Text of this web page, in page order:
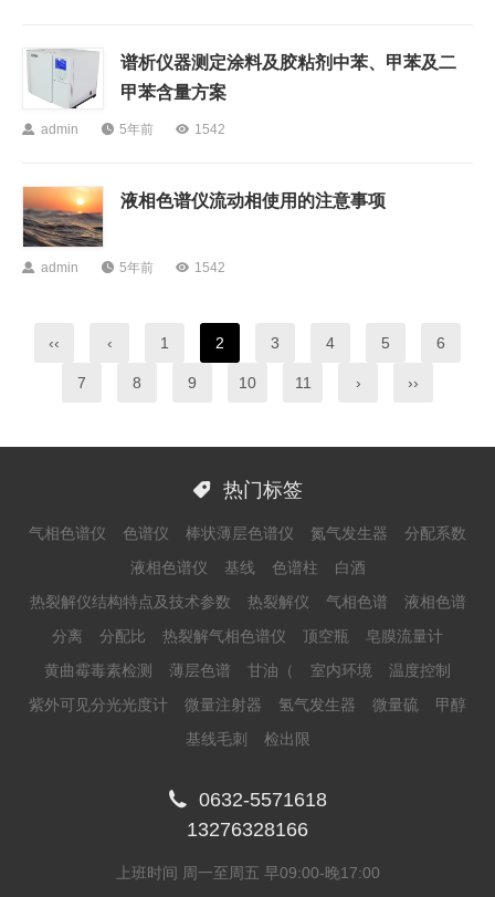
谱析仪器测定涂料及胶粘剂中苯、甲苯及二
甲苯含量方案
 admin  5年前  1542
液相色谱仪流动相使用的注意事项
 admin  5年前  1542
‹‹ ‹ 1 2 3 4 5 6
7 8 9 10 11 › ››
 热门标签
气相色谱仪 色谱仪 棒状薄层色谱仪 氮气发生器
分配系数
液相色谱仪
基线 色谱柱
白酒
热裂解仪结构特点及技术参数
热裂解仪 气相色谱
液相色谱
分离
分配比 热裂解气相色谱仪 顶空瓶
皂膜流量计
黄曲霉毒素检测
薄层色谱 甘油（ 室内环境
温度控制
紫外可见分光光度计
微量注射器 氢气发生器 微量硫
甲醇
基线毛刺
检出限

0632-5571618
13276328166
上班时间 周一至周五 早09:00-晚17:00